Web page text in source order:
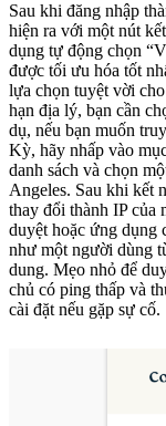
Sau khi đăng nhập
hiện ra với một nút
dụng tự động chọn
được tối ưu hóa tốt
lựa chọn tuyệt vời cho
hạn địa lý, bạn cần
dụ, nếu bạn muốn
Kỳ, hãy nhấp vào
danh sách và chọn
Angeles. Sau khi kết
thay đổi thành IP của
duyệt hoặc ứng dụng
như một người dùng
dung. Mẹo nhỏ để
chủ có ping thấp và
cài đặt nếu gặp sự cố.